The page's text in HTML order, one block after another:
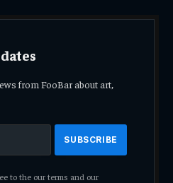
from FooBar about art,
to the our terms and our